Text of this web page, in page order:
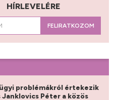
HÍRLEVELÉRE
FELIRATKOZOM
problémákról értekezik
Janklovics Péter a közös